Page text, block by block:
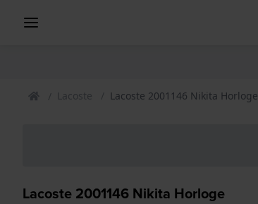
Lacoste Lacoste 2001146 Nikita Horloge
Lacoste 2001146 Nikita Horloge